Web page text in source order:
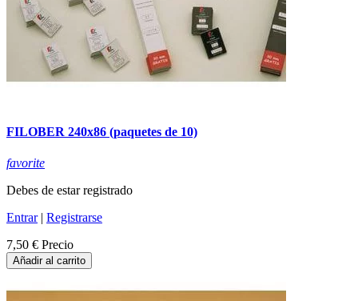
FILOBER 240x86 (paquetes de 10)
favorite
Debes de estar registrado
Entrar| Registrarse
7,50 € Precio
Añadir al carrito